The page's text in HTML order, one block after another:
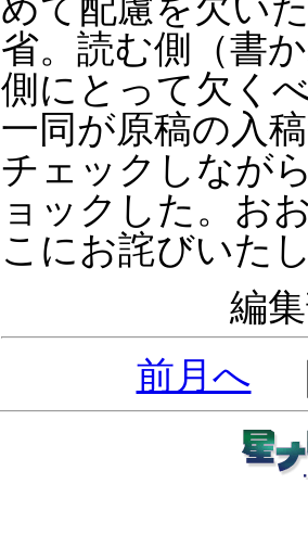
めて配慮を欠い
省。読む側（書
側にとって欠く
一同が原稿の入
チェックしなが
ョックした。お
こにお詫びいた
編
前月へ